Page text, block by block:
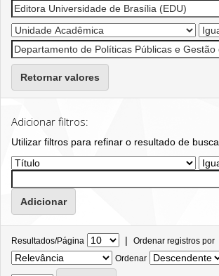
Retornar valores
Adicionar filtros:
Utilizar filtros para refinar o resultado de busca.
Resultados/Página | Ordenar registros por
Ordenar